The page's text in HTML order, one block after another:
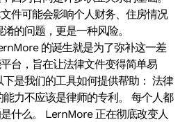
件可能会影响个人财务、住房情况
的问题，更是一种风险。
的诞生就是为了弥补这一差
台，旨在让法律文件变得简单易
是我们的工具如何提供帮助： 法律
力不应该是律师的专利。 每个人都
什么。 LernMore 正在彻底改变人